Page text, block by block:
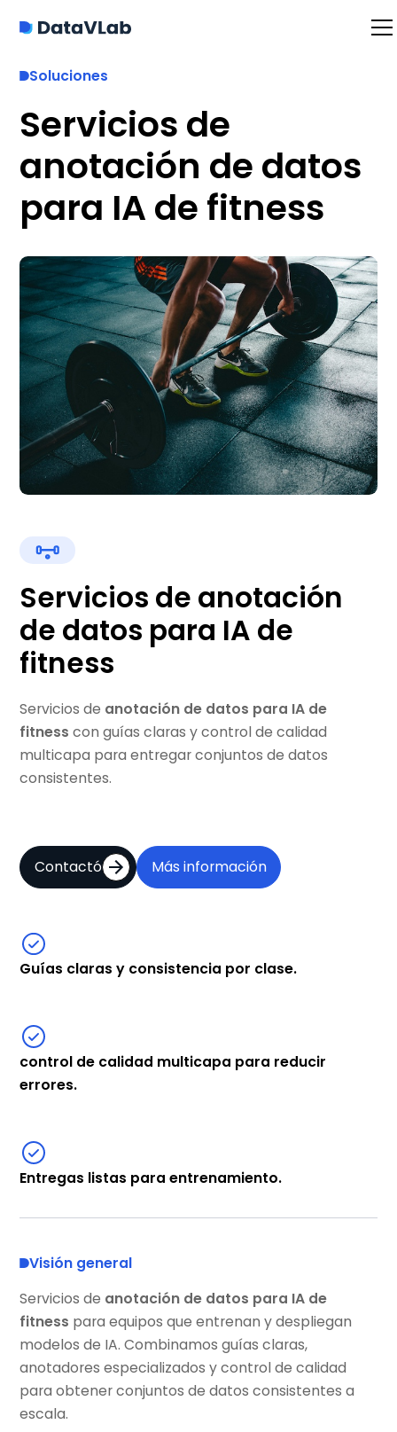
Soluciones
Servicios de
anotación de datos
para IA de fitness
Servicios de anotación
de datos para IA de
fitness
Servicios de anotación de datos para IA de
fitness con guías claras y control de calidad
multicapa para entregar conjuntos de datos
consistentes.
Contactó Más información
Guías claras y consistencia por clase.
control de calidad multicapa para reducir
errores.
Entregas listas para entrenamiento.
Visión general
Servicios de anotación de datos para IA de
fitness para equipos que entrenan y despliegan
modelos de IA. Combinamos guías claras,
anotadores especializados y control de calidad
para obtener conjuntos de datos consistentes a
escala.